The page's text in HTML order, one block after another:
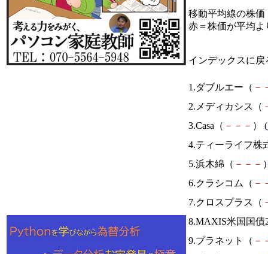
移動平均線の株価
赤＝株価が平均
インデックスに戻
1.ダブルエー（ －
2.メディカシス（
3.Casa（ － － － ） (
4.ティーライフ株
5.浜木綿（ － － －
6.クラシコム（ －
7.クロスプラス（
8.MAXIS米国国債
9.プラネット（ －